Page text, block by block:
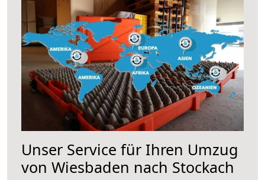
Unser Service für Ihren Umzug
von Wiesbaden nach Stockach